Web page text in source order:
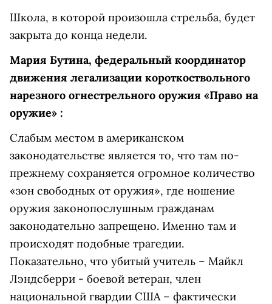
Школа, в которой произошла стрельба, будет
закрыта до конца недели.
Мария Бутина, федеральный координатор
движения легализации короткоствольного
нарезного огнестрельного оружия «Право на
оружие» :
Слабым местом в американском
законодательстве является то, что там по-
прежнему сохраняется огромное количество
«зон свободных от оружия», где ношение
оружия законопослушным гражданам
законодательно запрещено. Именно там и
происходят подобные трагедии.
Показательно, что убитый учитель – Майкл
Лэндсберри - боевой ветеран, член
национальной гвардии США – фактически